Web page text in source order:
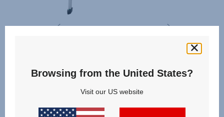
Browsing from the United States?
Visit our US website